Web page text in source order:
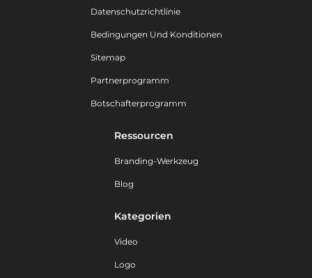
Datenschutzrichtlinie
Bedingungen Und Konditionen
Sitemap
Partnerprogramm
Botschafterprogramm
Ressourcen
Branding-Werkzeug
Blog
Kategorien
Video
Logo